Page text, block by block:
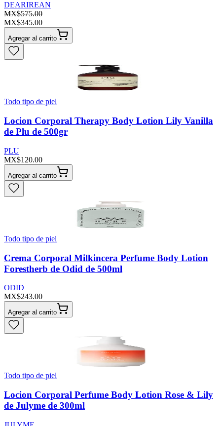
DEARIREAN
MX$575.00
MX$345.00
Agregar al carrito
Todo tipo de piel
Locion Corporal Therapy Body Lotion Lily Vanilla
de Plu de 500gr
PLU
MX$120.00
Agregar al carrito
Todo tipo de piel
Crema Corporal Milkincera Perfume Body Lotion
Forestherb de Odid de 500ml
ODID
MX$243.00
Agregar al carrito
Todo tipo de piel
Locion Corporal Perfume Body Lotion Rose & Lily
de Julyme de 300ml